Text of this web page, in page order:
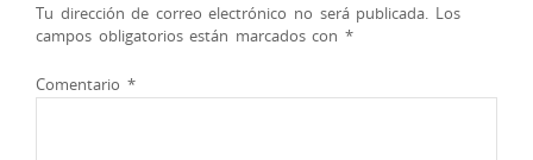
Tu dirección de correo electrónico no será publicada. Los
campos obligatorios están marcados con *
Comentario *